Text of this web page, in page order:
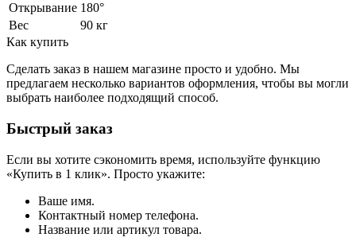
Открывание 180°
Вес
90 кг
Как купить
Сделать заказ в нашем магазине просто и удобно. Мы
предлагаем несколько вариантов оформления, чтобы вы могли
выбрать наиболее подходящий способ.
Быстрый заказ
Если вы хотите сэкономить время, используйте функцию
«Купить в 1 клик». Просто укажите:
Ваше имя.
Контактный номер телефона.
Название или артикул товара.